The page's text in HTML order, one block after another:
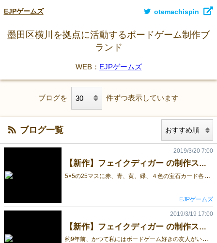
EJPゲームズ otemachispin
墨田区横川を拠点に活動するボードゲーム制作ブ
ランド
WEB： EJPゲームズ
ブログを 件ずつ表示しています
ブログ一覧
【新作】フェイクディガー の制作ストーリー「Fakers編 ②」
5
×5の25マスに赤、青、黄、緑、４色の宝石カード各5枚、 計20枚がランダムに四隅と中央以外のマスに裏向きで配置されている。 各プレイヤーは4色の宝石のうち、1色をターゲット宝石とする。 四隅のいずれかにプレイヤーの駒（ユニット）を初期配置し、先攻のプレイヤーから順番に行動を開始する。 プレイヤーはダイスを振り、１〜６の出た目の数だけ 自分の駒を縦、横に移動させ、駒が止まったマスに配置された裏向きの宝石カードを取る事ができる。 取った宝石カードは駒が初期位置まで持ち帰らなければ得点にならない。 宝石カードを持ち帰る道中、敵プレイヤーの駒と同じマスに止まった場合、持っていた宝石カードを奪われてしまう。 持ち帰った宝石が自分のターゲットだった場合のみ、得点に加算する事ができる。 少し長くなったが、『宝石発掘ゲーム』はこんな感じのルールだった。 改めて書き起こしてみると、何ともガバガバな仕様ではあるが、それなりに楽しめるゲームだった。 この時、私がこだわった要素としては、『自分にとって価値がある宝石は、４色の宝石の中の1色だけ』という点である。 これは、『相手が欲しい物は自分が欲しい物ではないが、相手の欲しい物を取られると負けてしまうから、自分が取るしかない』 ・・・というジレンマを生み出したかったからである。 しかし、そんなに単純な話ではなかった。 何故ならば、ランダムに配置された裏向きのカードから自分の欲しいカードを特定する事ができないからである。 思惑とは異なる、完全に運ゲーになってしまったのである。 そこで思いついたのが、カードの裏のデザインを宝石色のヒントにする事である。 これで100%ではないが、ある程度の推理をする事が可能になった。 だが、それでも運ゲーである事は変わらなかった。 それは、裏向きのカードを無作為に取る事に何のリスクもないからである。 こうして生まれたのが、取るとペナルティになってしまう「黒」の宝石だった。 その他の制作ストーリーと「フェイクディガー」の詳細は↓↓↓からご覧いただけます。 「フェイクディガー 超戦略型宝石発掘バトル!!」
2019/3/20 7:00
EJPゲームズ
【新作】フェイクディガー の制作ストーリー「Fakers編 ①」
約
9年前、かつて私にはボードゲーム好きの友人がいた。 その友人に様々な種類のボードゲームを紹介してもらった。 どのようなゲームを遊んだか、今となってはあまり覚えていないが、とにかく楽しい時間を過ごした事は、深く記憶に残っている。 ある時、不意にオリジナルのボードゲームを作れないかと考えた。 遊んだ事のある幾つかのゲームをヒントに要素を組み合わせ、全く新しい何かを生み出そうと頭をフル回転させていた。 仕事中に・・・ 『将棋ほど実力差が勝敗に結びつがず、麻雀ほど運に左右されないゲーム』 というのをコンセプトにしていたが、なかなか良いアイデアが浮かばない。 まず最初に思いついたのは、将棋に近いようなゲームだった。 どちらかというと、アナログよりもデジタルゲーム向きの仕様だった。 この時は、プログラマという職業柄、デジタルゲーム開発を意識していた為、アナログゲームを作ろうという発想はなかった。 試行錯誤を繰り返し、アイデアが尽きてきた頃、１つのゲームを思いついた。 5×5くらいのマスをダイスを振って、出た目の分だけ駒を動かし、止まったマスに配置されたカードをゲットできる、そんなシンプルなゲームだった。 センスのない、とても安易なネーミングだが、私はそれに『宝石発掘ゲーム』と名付けた。 その他の制作ストーリーと「フェイクディガー」の詳細は↓↓↓からご覧いただけます。 「フェイクディガー 超戦略型宝石発掘バトル!!」
2019/3/19 17:00